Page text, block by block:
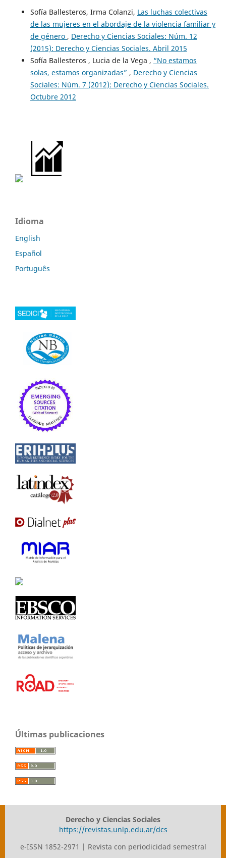
Sofía Ballesteros, Irma Colanzi, Las luchas colectivas
de las mujeres en el abordaje de la violencia familiar y
de género , Derecho y Ciencias Sociales: Núm. 12
(2015): Derecho y Ciencias Sociales. Abril 2015
Sofía Ballesteros , Lucia de la Vega , “No estamos
solas, estamos organizadas” , Derecho y Ciencias
Sociales: Núm. 7 (2012): Derecho y Ciencias Sociales.
Octubre 2012
Idioma
English
Español
Português
Últimas publicaciones
Derecho y Ciencias Sociales
https://revistas.unlp.edu.ar/dcs
e-ISSN 1852-2971 | Revista con periodicidad semestral